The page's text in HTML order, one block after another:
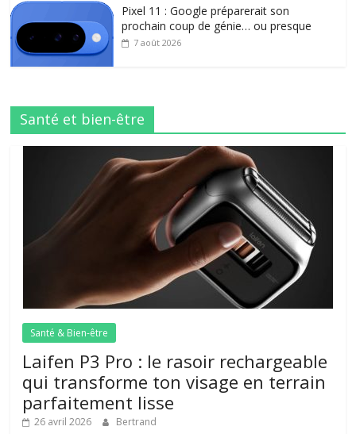
Pixel 11 : Google préparerait son
prochain coup de génie… ou presque
7 août 2026
Santé et bien-être
Santé & Bien-être
Laifen P3 Pro : le rasoir rechargeable
qui transforme ton visage en terrain
parfaitement lisse
26 avril 2026 Bertrand